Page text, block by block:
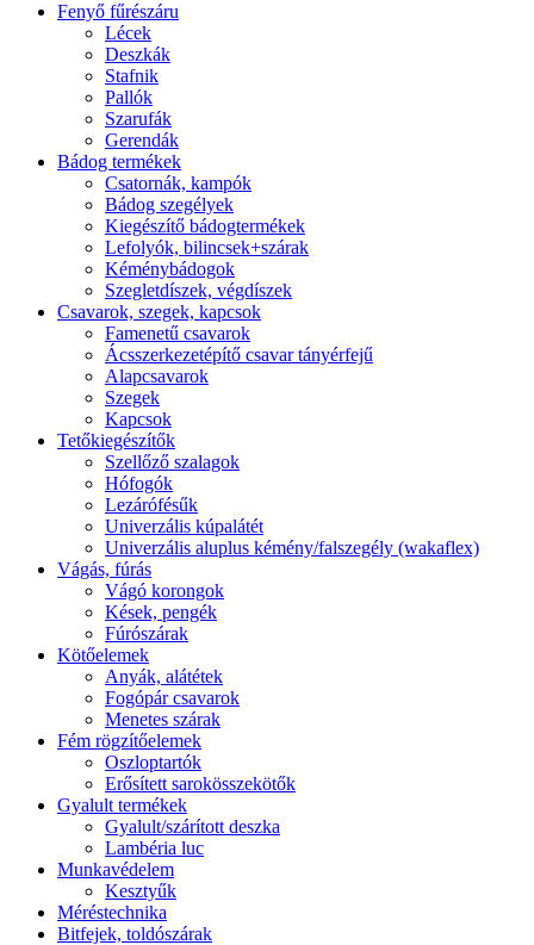
Fenyő fűrészáru
Lécek
Deszkák
Stafnik
Pallók
Szarufák
Gerendák
Bádog termékek
Csatornák, kampók
Bádog szegélyek
Kiegészítő bádogtermékek
Lefolyók, bilincsek+szárak
Kéménybádogok
Szegletdíszek, végdíszek
Csavarok, szegek, kapcsok
Famenetű csavarok
Ácsszerkezetépítő csavar tányérfejű
Alapcsavarok
Szegek
Kapcsok
Tetőkiegészítők
Szellőző szalagok
Hófogók
Lezárófésűk
Univerzális kúpalátét
Univerzális aluplus kémény/falszegély (wakaflex)
Vágás, fúrás
Vágó korongok
Kések, pengék
Fúrószárak
Kötőelemek
Anyák, alátétek
Fogópár csavarok
Menetes szárak
Fém rögzítőelemek
Oszloptartók
Erősített sarokösszekötők
Gyalult termékek
Gyalult/szárított deszka
Lambéria luc
Munkavédelem
Kesztyűk
Méréstechnika
Bitfejek, toldószárak